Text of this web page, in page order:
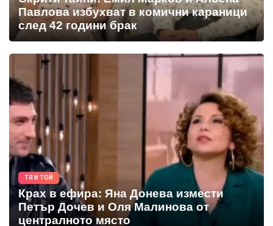
Павлова избухват в комични караници
след 42 години брак
ТЯ И ТОЙ
Крах в ефира: Яна Донева измести
Петър Дочев и Оля Малинова от
централното място